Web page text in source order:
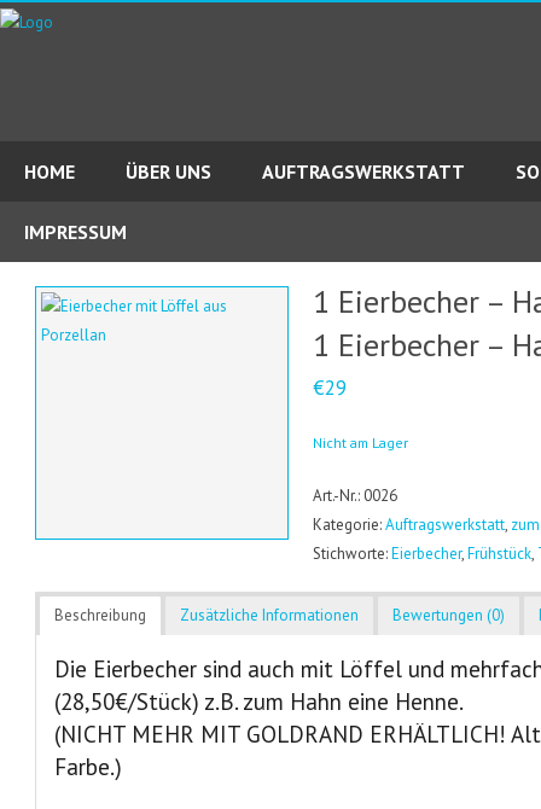
HOME ÜBER UNS AUFTRAGSWERKSTATT
IMPRESSUM
1 Eierbecher –
1 Eierbecher –
€29
Nicht am Lager
Art.-Nr.: 0026
Kategorie:Auftragswerkstatt,
Stichworte:Eierbecher,Frühstück,
Beschreibung Zusätzliche Informationen Bewertungen (0)
Die Eierbecher sind auch mit Löffel und
(28,50€/Stück) z.B. zum Hahn eine Henne.
(NICHT MEHR MIT GOLDRAND ERHÄLTLICH!
Farbe.)